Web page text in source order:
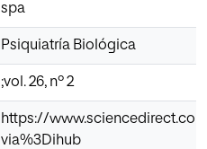
spa
Psiquiatría Biológica
;vol. 26, nº 2
https://
via%3Dihub